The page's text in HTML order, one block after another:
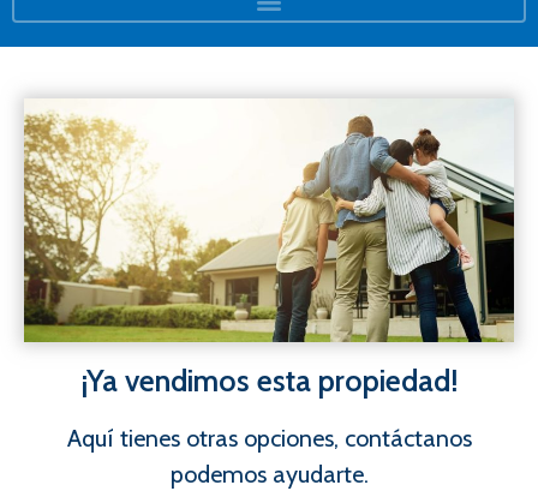
¡Ya vendimos esta propiedad!
Aquí tienes otras opciones, contáctanos
podemos ayudarte.